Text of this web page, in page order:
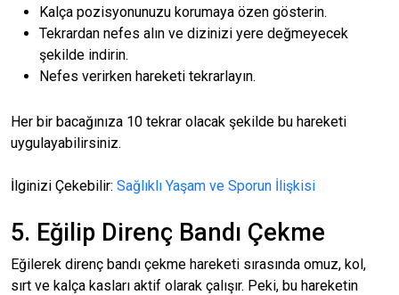
Kalça pozisyonunuzu korumaya özen gösterin.
Tekrardan nefes alın ve dizinizi yere değmeyecek
şekilde indirin.
Nefes verirken hareketi tekrarlayın.
Her bir bacağınıza 10 tekrar olacak şekilde bu hareketi
uygulayabilirsiniz.
İlginizi Çekebilir: Sağlıklı Yaşam ve Sporun İlişkisi
5. Eğilip Direnç Bandı Çekme
Eğilerek direnç bandı çekme hareketi sırasında omuz, kol,
sırt ve kalça kasları aktif olarak çalışır. Peki, bu hareketin